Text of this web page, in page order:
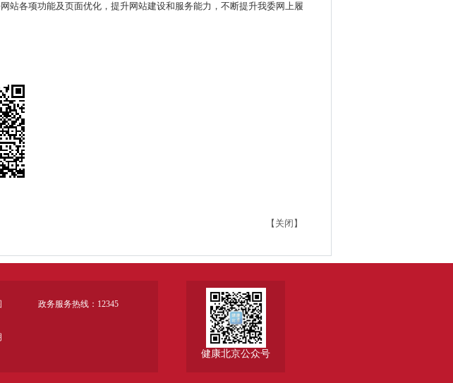
站各项功能及页面优化，提升网站建设和服务能力，不断提升我委网上履
【关闭】
政务服务热线：12345
健康北京公众号